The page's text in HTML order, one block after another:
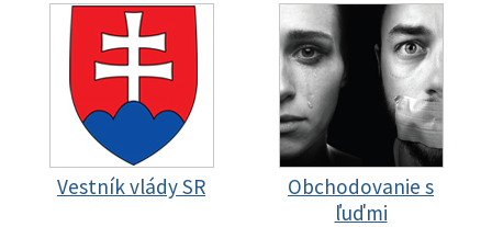
Vestník vlády SR
Obchodovanie s
ľuďmi